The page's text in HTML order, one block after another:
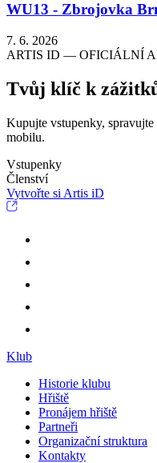
WU13 - Zbrojovka
7. 6. 2026
ARTIS ID — OFICIÁLNÍ
Tvůj klíč k
Kupujte vstupenky,
mobilu.
Vstupenky
Členství
Vytvořte si Artis iD
Klub
Historie klubu
Hřiště
Pronájem hřiště
Partneři
Organizační struktura
Kontakty